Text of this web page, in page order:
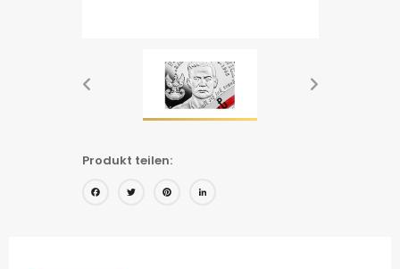
Produkt teilen:
Facebook
TwitterPinterest